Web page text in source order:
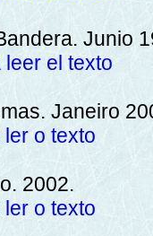
Junio
el texto
Janeiro
o texto
2002.
o texto